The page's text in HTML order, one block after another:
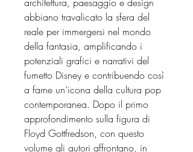
abbiano travalicato la sfera del
reale per immergersi nel mondo
della fantasia, amplificando i
potenziali grafici e narrativi del
fumetto Disney e contribuendo così
a farne un’icona della cultura pop
contemporanea. Dopo il primo
approfondimento sulla figura di
Floyd Gottfredson, con questo
volume gli autori affrontano, in